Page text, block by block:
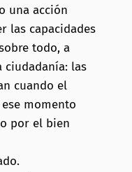
una acción
las capacidades
todo, a
ciudadanía: las
cuando el
momento
por el bien